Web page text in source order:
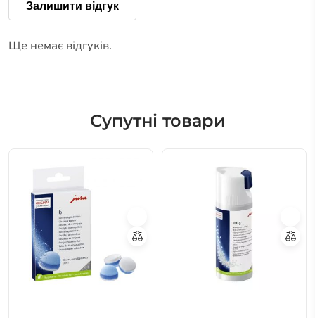
Залишити відгук
Ще немає відгуків.
Супутні товари